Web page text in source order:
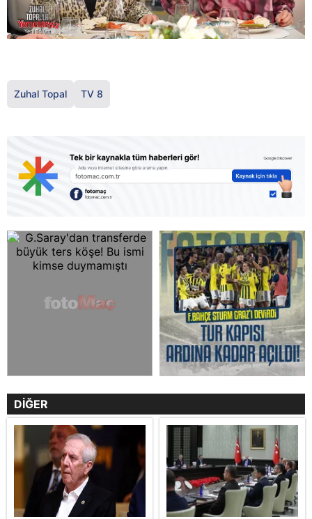
Zuhal Topal TV 8
DİĞER